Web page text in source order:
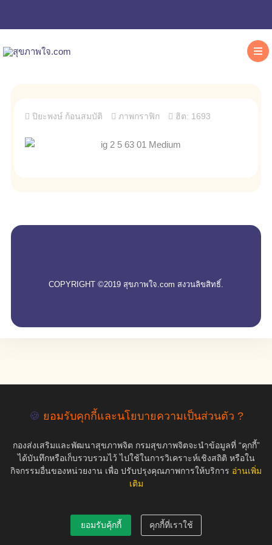
ปิยะพงษ์ ก้อนสมบัติ ภาพกราฟิก ฮิต: 1693
COPYRIGHT ©2019 สุขภาพใจ.com สงวนลิขสิทธิ์.
🍪 ยอมรับคุกกี้และนโยบายความเป็นส่วนตัว ?
กองส่งเสริมและพัฒนาสุขภาพจิต กรมสุขภาพจิตจะนำข้อมูลที่ “คุกกี้”
ได้บันทึกหรือเก็บรวบรวมไว้ ไปใช้ในการวิเคราะห์เชิงสถิติ หรือใน
กิจกรรมอื่นของหน่วยงาน เพื่อ ปรับปรุงคุณภาพการให้บริการ อ่านเพิ่ม
เติม
ยอมรับคุ้กกี้ คุกกี้ที่เราใช้